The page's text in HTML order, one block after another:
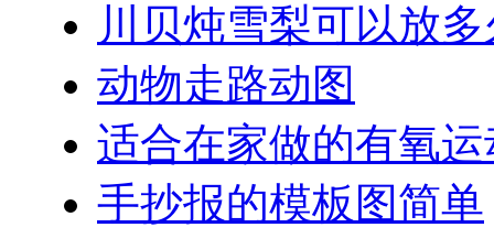
川贝炖雪梨可以放
动物走路动图
适合在家做的有氧运
手抄报的模板图简单